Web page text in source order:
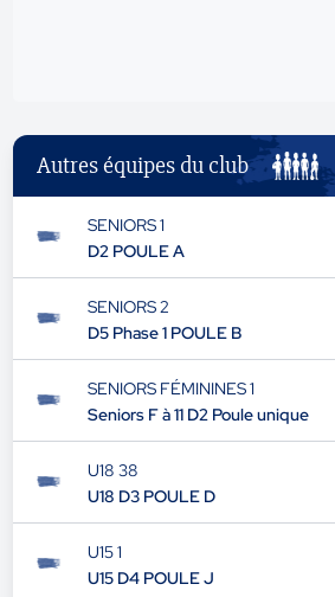
Autres équipes du club
SENIORS 1
D2 POULE A
SENIORS 2
D5 Phase 1 POULE B
SENIORS FÉMININES 1
Seniors F à 11 D2 Poule unique
U18 38
U18 D3 POULE D